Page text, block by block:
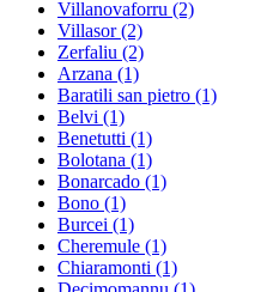
Villanovaforru (2)
Villasor(2)
Zerfaliu (2)
Arzana (1)
Baratili san pietro (1)
Belvi (1)
Benetutti (1)
Bolotana (1)
Bonarcado (1)
Bono (1)
Burcei (1)
Cheremule (1)
Chiaramonti (1)